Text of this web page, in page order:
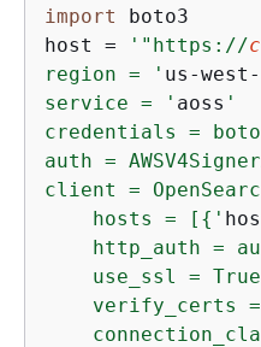
import
boto3
host =
'"https://
region = ' us-west-
service = ' aoss '
credentials =
auth =
client =
    hosts = [
{ '
http_auth =
use_ssl =
verify_certs